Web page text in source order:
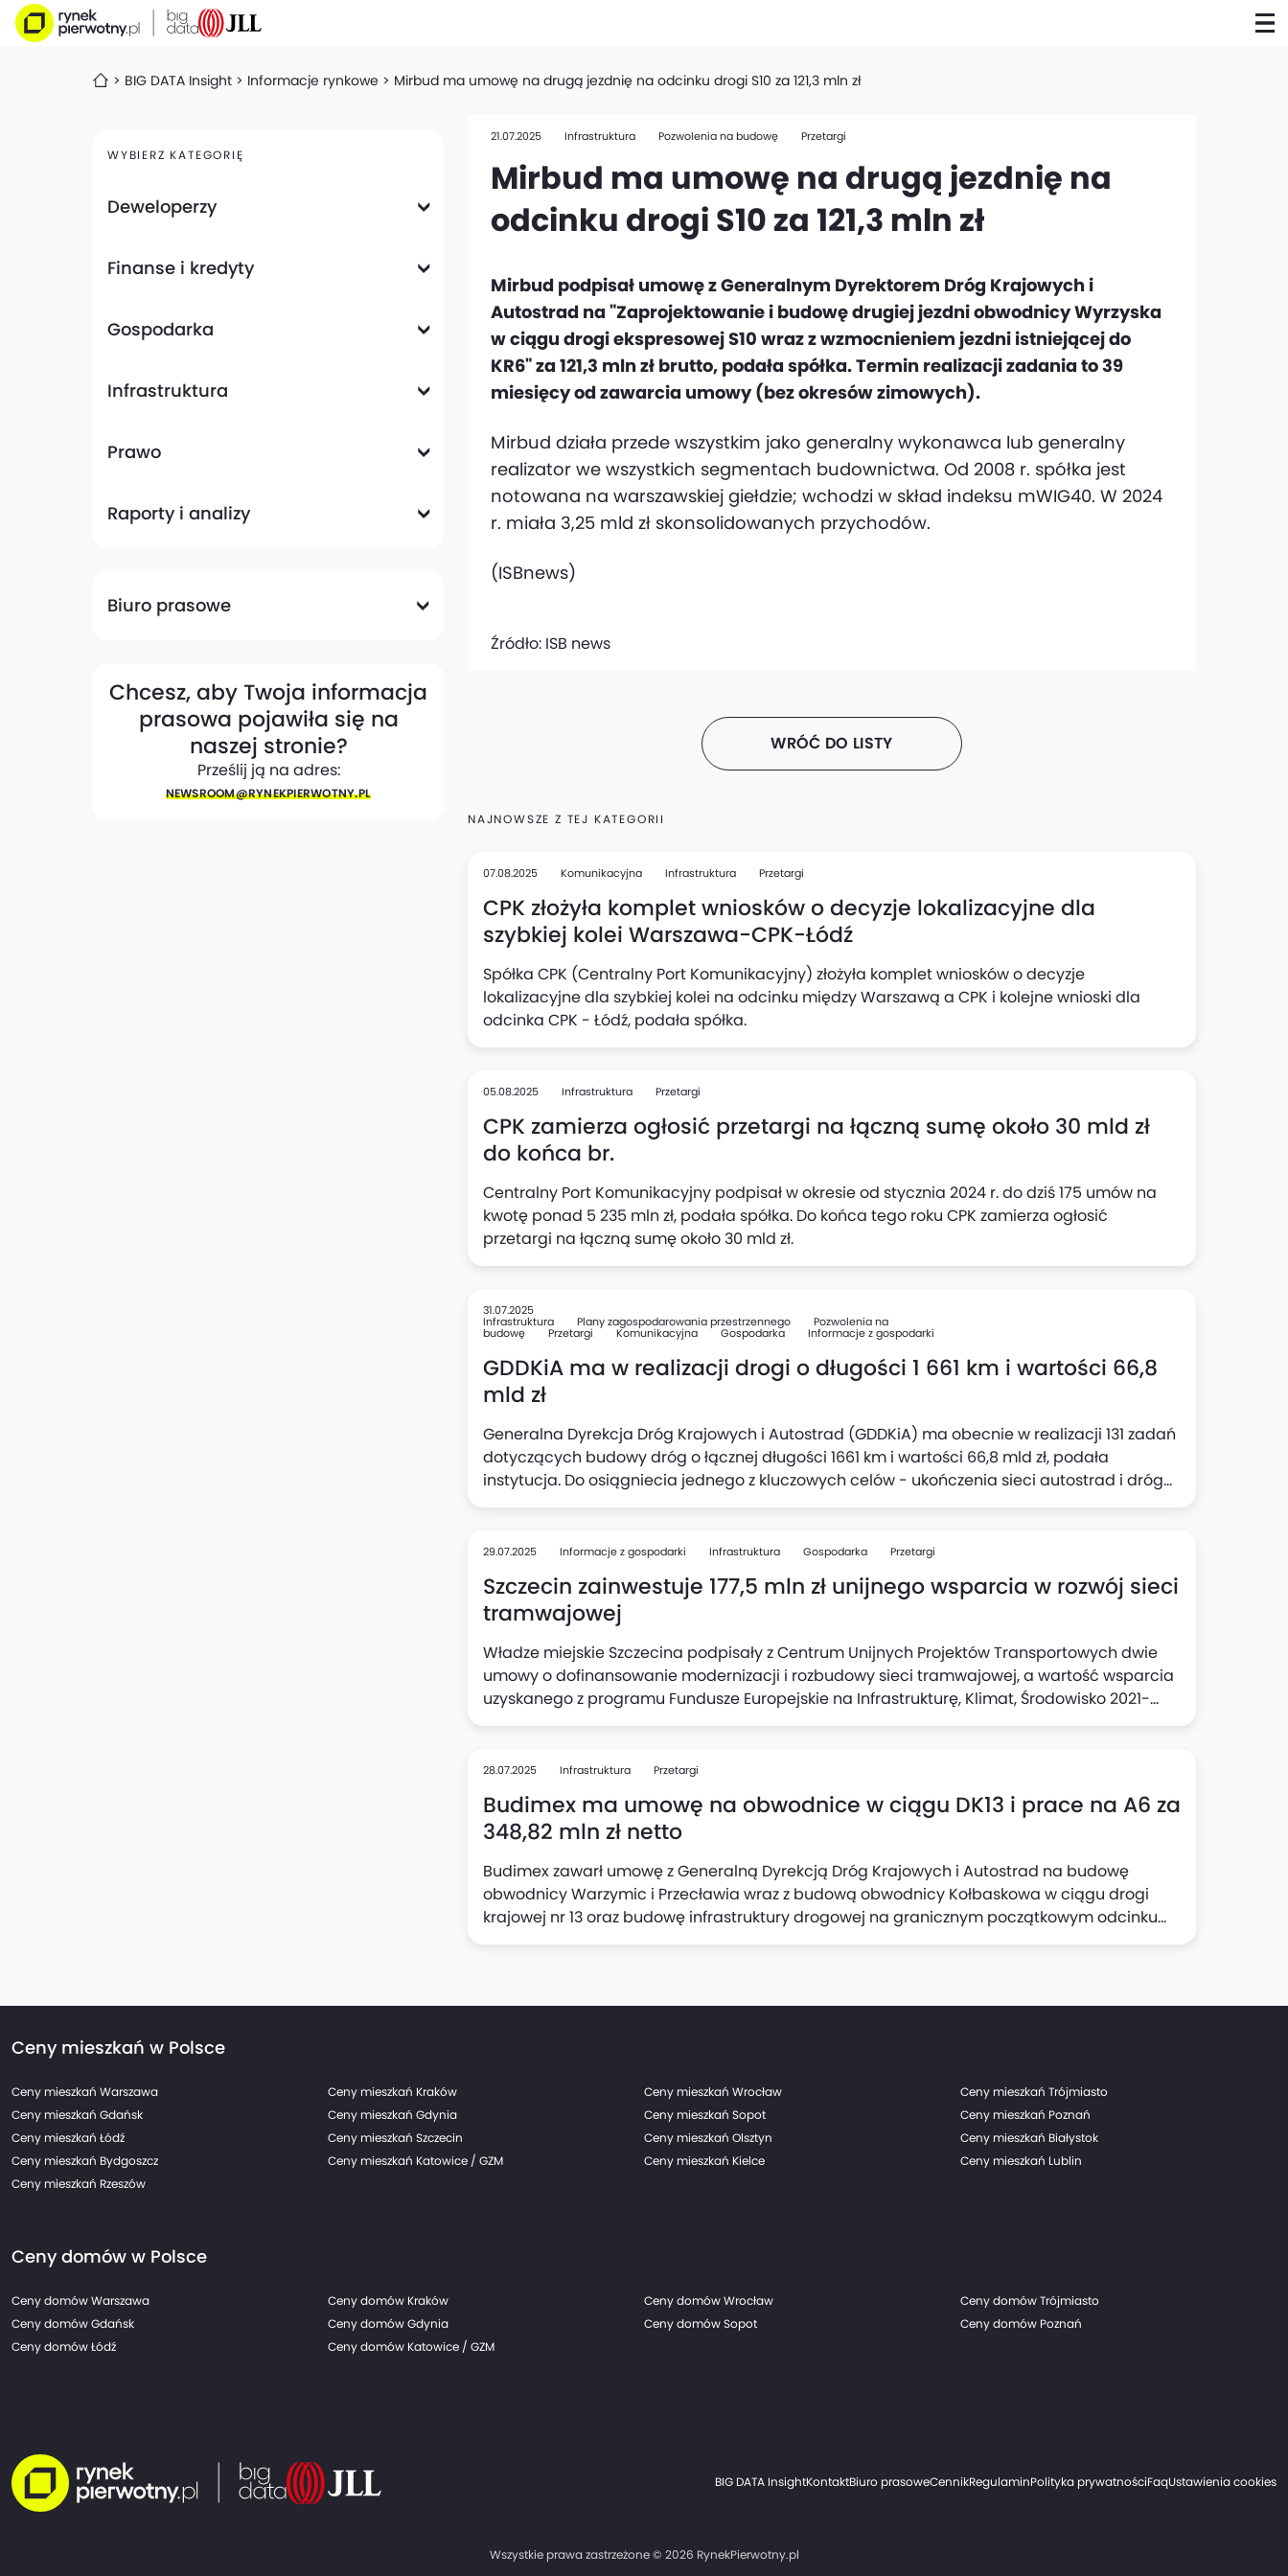
BIG DATA Insight Informacje rynkowe Mirbud ma umowę na drugą jezdnię na odcinku drogi S10 za 121,3 mln zł
WYBIERZ KATEGORIĘ
Deweloperzy
Finanse i kredyty
Gospodarka
Infrastruktura
Prawo
Raporty i analizy
Biuro prasowe
Chcesz, aby Twoja informacja
prasowa pojawiła się na
naszej stronie?
Prześlij ją na adres:
NEWSROOM@​RYNEKPIERWOTNY.PL
21.07.2025 Infrastruktura Pozwolenia na budowę Przetargi
Mirbud ma umowę na drugą jezdnię na
odcinku drogi S10 za 121,3 mln zł
Mirbud podpisał umowę z Generalnym Dyrektorem Dróg Krajowych i
Autostrad na "Zaprojektowanie i budowę drugiej jezdni obwodnicy Wyrzyska
w ciągu drogi ekspresowej S10 wraz z wzmocnieniem jezdni istniejącej do
KR6" za 121,3 mln zł brutto, podała spółka. Termin realizacji zadania to 39
miesięcy od zawarcia umowy (bez okresów zimowych).
Mirbud działa przede wszystkim jako generalny wykonawca lub generalny
realizator we wszystkich segmentach budownictwa. Od 2008 r. spółka jest
notowana na warszawskiej giełdzie; wchodzi w skład indeksu mWIG40. W 2024
r. miała 3,25 mld zł skonsolidowanych przychodów.
(ISBnews)
Źródło: ISB news
WRÓĆ DO LISTY
NAJNOWSZE Z TEJ KATEGORII
07.08.2025 Komunikacyjna Infrastruktura Przetargi
CPK złożyła komplet wniosków o decyzje lokalizacyjne dla
szybkiej kolei Warszawa-CPK-Łódź
Spółka CPK (Centralny Port Komunikacyjny) złożyła komplet wniosków o decyzje
lokalizacyjne dla szybkiej kolei na odcinku między Warszawą a CPK i kolejne wnioski dla
odcinka CPK - Łódź, podała spółka.
05.08.2025 Infrastruktura Przetargi
CPK zamierza ogłosić przetargi na łączną sumę około 30 mld zł
do końca br.
Centralny Port Komunikacyjny podpisał w okresie od stycznia 2024 r. do dziś 175 umów na
kwotę ponad 5 235 mln zł, podała spółka. Do końca tego roku CPK zamierza ogłosić
przetargi na łączną sumę około 30 mld zł.
31.07.2025
Infrastruktura Plany zagospodarowania przestrzennego Pozwolenia na
budowę Przetargi Komunikacyjna Gospodarka Informacje z gospodarki
GDDKiA ma w realizacji drogi o długości 1 661 km i wartości 66,8
mld zł
Generalna Dyrekcja Dróg Krajowych i Autostrad (GDDKiA) ma obecnie w realizacji 131 zadań
dotyczących budowy dróg o łącznej długości 1661 km i wartości 66,8 mld zł, podała
instytucja. Do osiągniecia jednego z kluczowych celów - ukończenia sieci autostrad i dróg
ekspresowych o łącznej długości ok. 8 tys. km - brakuje ok. 2,8 tys. km.
29.07.2025 Informacje z gospodarki Infrastruktura Gospodarka Przetargi
Szczecin zainwestuje 177,5 mln zł unijnego wsparcia w rozwój sieci
tramwajowej
Władze miejskie Szczecina podpisały z Centrum Unijnych Projektów Transportowych dwie
umowy o dofinansowanie modernizacji i rozbudowy sieci tramwajowej, a wartość wsparcia
uzyskanego z programu Fundusze Europejskie na Infrastrukturę, Klimat, Środowisko 2021-
2027 (FEnIKS) wynosi ponad 177,5 mln zł, podało Ministerstwo Infrastruktury. To kolejny krok w
podkreślono.
28.07.2025 Infrastruktura Przetargi
Budimex ma umowę na obwodnice w ciągu DK13 i prace na A6 za
348,82 mln zł netto
Budimex zawarł umowę z Generalną Dyrekcją Dróg ‎Krajowych i Autostrad na budowę
obwodnicy Warzymic i ‎Przecławia wraz z budową obwodnicy ‎‎Kołbaskowa w ciągu drogi
krajowej nr 13 oraz budowę ‎infrastruktury ‎drogowej na granicznym ‎‎początkowym odcinku
autostrady A6, podała spółka. Wartość umowy to 348,82 mln zł netto. ‎Termin zakończenia
Ceny mieszkań w Polsce
Ceny mieszkań Warszawa Ceny mieszkań Kraków Ceny mieszkań Wrocław
Ceny mieszkań Trójmiasto
Ceny mieszkań Gdańsk
Ceny mieszkań Gdynia Ceny mieszkań Sopot
Ceny mieszkań Poznań
Ceny mieszkań Łódź
Ceny mieszkań Szczecin Ceny mieszkań Olsztyn
Ceny mieszkań Białystok
Ceny mieszkań Bydgoszcz
Ceny mieszkań Katowice / GZM Ceny mieszkań Kielce
Ceny mieszkań Lublin
Ceny mieszkań Rzeszów
Ceny domów w Polsce
Ceny domów Warszawa Ceny domów Kraków Ceny domów Wrocław
Ceny domów Trójmiasto
Ceny domów Gdańsk
Ceny domów Gdynia Ceny domów Sopot
Ceny domów Poznań
Ceny domów Łódź
Ceny domów Katowice / GZM
BIG DATA InsightKontaktBiuro prasoweCennikRegulaminPolityka prywatnościFaqUstawienia cookies
Wszystkie prawa zastrzeżone © 2026 RynekPierwotny.pl